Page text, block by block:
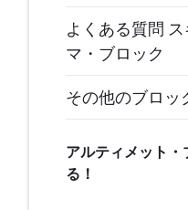
よくある質問
マ・ブロック
その他のブロッ
アルティメット
る！